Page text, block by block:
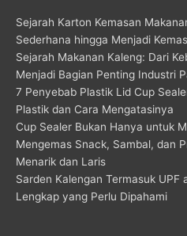
Sejarah Karton Kemasan
Sederhana hingga Menjadi
Sejarah Makanan Kaleng: Dari
Menjadi Bagian Penting Industri
7 Penyebab Plastik Lid Cup
Plastik dan Cara Mengatasinya
Cup Sealer Bukan Hanya untuk
Mengemas Snack, Sambal, dan
Menarik dan Laris
Sarden Kalengan Termasuk UPF
Lengkap yang Perlu Dipahami